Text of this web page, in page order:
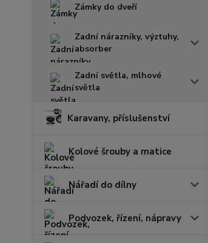
Zámky do dveří
Zadní nárazníky, výztuhy,
absorber
Zadní světla, mlhové
světla
Karavany, příslušenství
Kolové šrouby a matice
Nářadí do dílny
Podvozek, řízení, nápravy